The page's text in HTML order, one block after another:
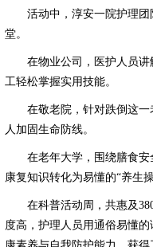
活动中，淳安一院护理
堂。
在物业公司，医护人员
工轻松掌握实用技能。
在敬老院，针对跌倒这
人加固生命防线。
在老年大学，围绕膳食
康复知识转化为易懂的“养生
在科普活动周，共惠及
度高，护理人员用通俗易懂